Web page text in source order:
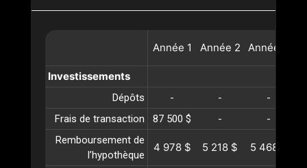
Année 1 Année 2 Année
Investissements
Dépôts - -
-
Frais de transaction
87 500 $ -
-
Remboursement de
l’hypothèque
4 978 $ 5 218 $ 5 468 $